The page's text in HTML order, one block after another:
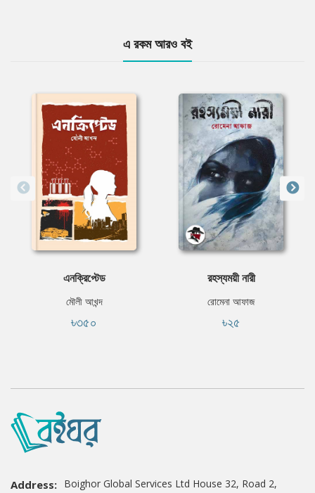
এ রকম আরও বই
এনক্রিপ্টেড
মৌলী আখন্দ
৳৩৫০
রহস্যময়ী নারী
রোমেনা আফাজ
৳২৫
Address: Boighor Global Services Ltd House 32, Road 2,